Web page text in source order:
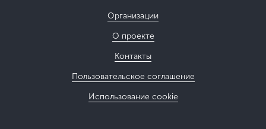
Организации
О проекте
Контакты
Пользовательское соглашение
Использование cookie